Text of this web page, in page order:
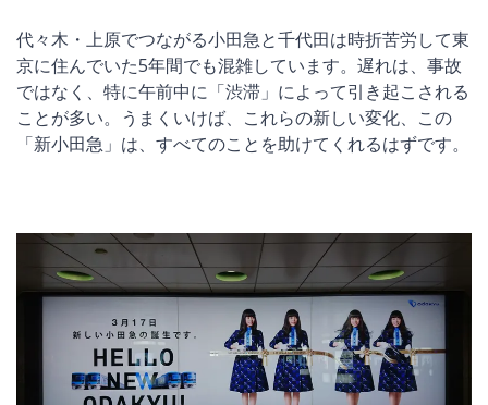
代々木・上原でつながる小田急と千代田は時折苦労して東
京に住んでいた5年間でも混雑しています。遅れは、事故
ではなく、特に午前中に「渋滞」によって引き起こされる
ことが多い。うまくいけば、これらの新しい変化、この
「新小田急」は、すべてのことを助けてくれるはずです。